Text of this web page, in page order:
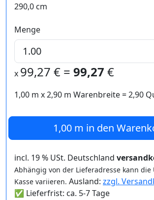
290,0 cm
Menge
x 99,27 € = 99,27 €
1,00 m x2,90 m Warenbreite =2,90
1,00 m in den
incl. 19 % USt. Deutschland
Abhängig von der Lieferadresse kann die
Kasse variieren. Ausland: zzgl.
✅ Lieferfrist: ca. 5-7 Tage